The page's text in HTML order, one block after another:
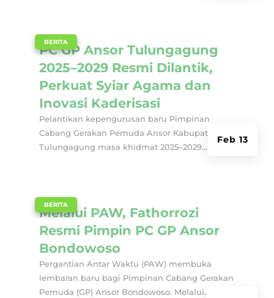
PC GP Ansor Tulungagung
2025–2029 Resmi Dilantik,
Perkuat Syiar Agama dan
Inovasi Kaderisasi
Feb 13
BERITA
Pelantikan kepengurusan baru Pimpinan
Cabang Gerakan Pemuda Ansor Kabupaten
Tulungagung masa khidmat 2025–2029...
Melalui PAW, Fathorrozi
Resmi Pimpin PC GP Ansor
Bondowoso
BERITA
Pergantian Antar Waktu (PAW) membuka
lembaran baru bagi Pimpinan Cabang Gerakan
Pemuda (GP) Ansor Bondowoso. Melalui...